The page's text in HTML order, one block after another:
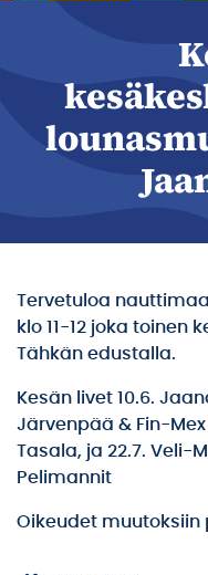
Tervetuloa
klo 11-12 joka toinen
Tähkän edustalla.
Kesän livet 10.6.
Järvenpää & Fin-
Tasala, ja 22.7. Veli-
Pelimannit
Oikeudet